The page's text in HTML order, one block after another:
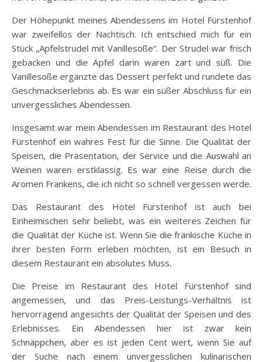
Der Höhepunkt meines Abendessens im Hotel Fürstenhof
war zweifellos der Nachtisch. Ich entschied mich für ein
Stück „Apfelstrudel mit Vanillesoße“. Der Strudel war frisch
gebacken und die Äpfel darin waren zart und süß. Die
Vanillesoße ergänzte das Dessert perfekt und rundete das
Geschmackserlebnis ab. Es war ein süßer Abschluss für ein
unvergessliches Abendessen.
Insgesamt war mein Abendessen im Restaurant des Hotel
Fürstenhof ein wahres Fest für die Sinne. Die Qualität der
Speisen, die Präsentation, der Service und die Auswahl an
Weinen waren erstklassig. Es war eine Reise durch die
Aromen Frankens, die ich nicht so schnell vergessen werde.
Das Restaurant des Hotel Fürstenhof ist auch bei
Einheimischen sehr beliebt, was ein weiteres Zeichen für
die Qualität der Küche ist. Wenn Sie die fränkische Küche in
ihrer besten Form erleben möchten, ist ein Besuch in
diesem Restaurant ein absolutes Muss.
Die Preise im Restaurant des Hotel Fürstenhof sind
angemessen, und das Preis-Leistungs-Verhältnis ist
hervorragend angesichts der Qualität der Speisen und des
Erlebnisses. Ein Abendessen hier ist zwar kein
Schnäppchen, aber es ist jeden Cent wert, wenn Sie auf
der Suche nach einem unvergesslichen kulinarischen